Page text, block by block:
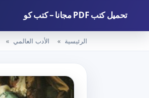
تحميل كتب PDF مجانا – كتب كو
الرئيسية الأدب العالمي